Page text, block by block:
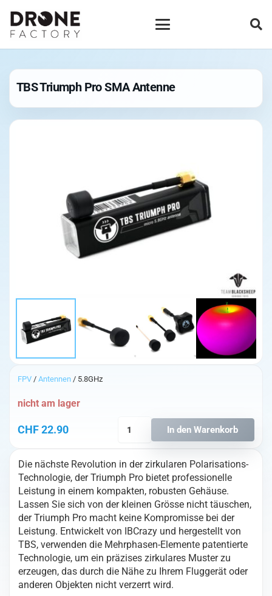
TBS Triumph Pro SMA Antenne
FPV /Antennen / 5.8GHz
CHF22.90
nicht am lager
SMA
Antenne
Menge
In den Warenkorb
Die nächste Revolution in der zirkularen Polarisations-
Technologie, der Triumph Pro bietet professionelle
Leistung in einem kompakten, robusten Gehäuse.
Lassen Sie sich von der kleinen Grösse nicht täuschen,
der Triumph Pro macht keine Kompromisse bei der
Leistung. Entwickelt von IBCrazy und hergestellt von
TBS, verwenden die Mehrphasen-Elemente patentierte
Technologie, um ein präzises zirkulares Muster zu
erzeugen, das durch die Nähe zu Ihrem Fluggerät oder
anderen Objekten nicht verzerrt wird.